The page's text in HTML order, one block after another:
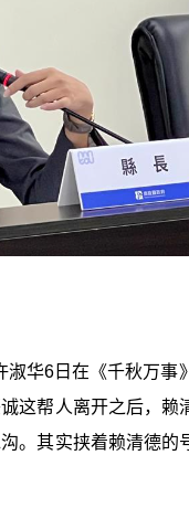
华6日在《千秋万事
这帮人离开之后，赖
。其实挟着赖清德的